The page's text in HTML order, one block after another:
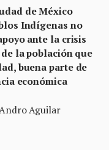
de México
Indígenas no
ante la crisis
la población que
buena parte de
económica
Aguilar